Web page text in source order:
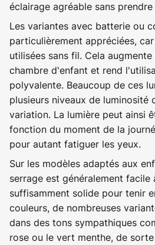
éclairage agréable sans
Les variantes avec batterie ou
particulièrement appréciées,
utilisées sans fil. Cela
chambre d'enfant et rend
polyvalente. Beaucoup de ces
plusieurs niveaux de luminosité
variation. La lumière peut ainsi
fonction du moment de la
pour autant fatiguer les yeux.
Sur les modèles adaptés aux
serrage est généralement facile
suffisamment solide pour tenir
couleurs, de nombreuses
dans des tons sympathiques
rose ou le vert menthe, de